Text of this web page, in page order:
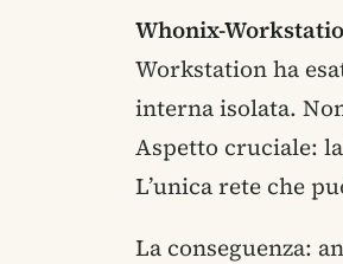
Whonix-
Workstation ha
interna isolata.
Aspetto cruciale:
L’unica rete che
La conseguenza: